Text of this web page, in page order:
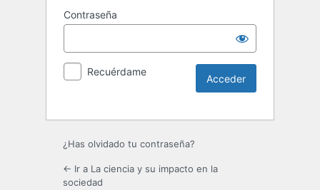
Contraseña
Recuérdame
¿Has olvidado tu contraseña?
← Ir a La ciencia y su impacto en la
sociedad